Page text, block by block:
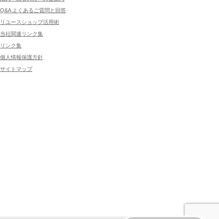
Q&A よくあるご質問と回答
リユースショップ活用術
当社関連リンク集
リンク集
個人情報保護方針
サイトマップ